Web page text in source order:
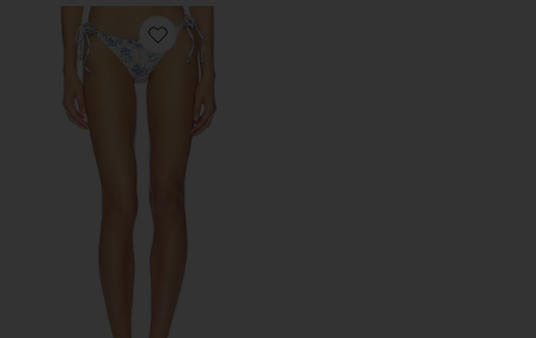
Favorite BRAGUITA BIKINI ATADURA LATERAL